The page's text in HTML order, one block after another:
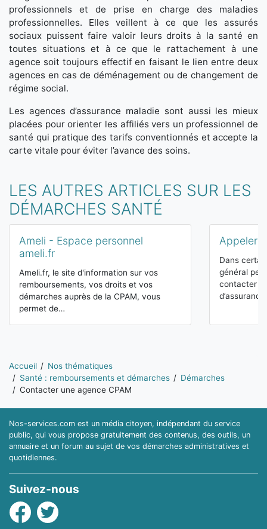
professionnels et de prise en charge des maladies
professionnelles. Elles veillent à ce que les assurés
sociaux puissent faire valoir leurs droits à la santé en
toutes situations et à ce que le rattachement à une
agence soit toujours effectif en faisant le lien entre deux
agences en cas de déménagement ou de changement de
régime social.
Les agences d’assurance maladie sont aussi les mieux
placées pour orienter les affiliés vers un professionnel de
santé qui pratique des tarifs conventionnés et accepte la
carte vitale pour éviter l’avance des soins.
LES AUTRES ARTICLES SUR LES
DÉMARCHES SANTÉ
Ameli - Espace personnel
ameli.fr
Ameli.fr, le site d'information sur vos
remboursements, vos droits et vos
démarches auprès de la CPAM, vous
permet de…
Appeler
Dans
général
contacter
Vous êtes ici:
Accueil
Nos thématiques
Santé : remboursements et démarches
Démarches
Contacter une agence CPAM
Nos-services.com est un média citoyen, indépendant du service
public, qui vous propose gratuitement des contenus, des outils, un
annuaire et un forum au sujet de vos démarches administratives et
quotidiennes.
Suivez-nous
Facebook
Twitter